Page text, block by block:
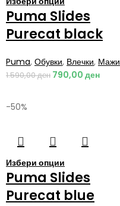
Puma Slides
Purecat black
Puma, Обувки, Влечки, Мажи
1.590,00ден 790,00 ден
-50%
Избери опции
Puma Slides
Purecat blue